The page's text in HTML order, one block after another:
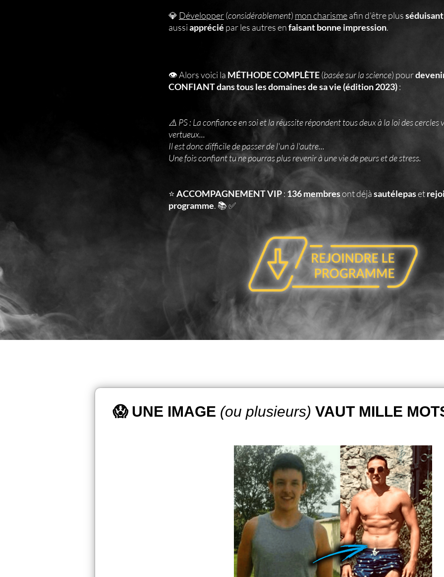
💎 Développer(considérablement) mon charismeafin d'être plusséduisant
aussiapprécié par les autres enfaisant bonne impression.
👁 Alors voici la MÉTHODE COMPLÈTE(basée sur la science) pour
CONFIANT dans tous les domaines de sa vie (édition 2023):
⚠️ PS : La confiance en soi et la réussite répondent tous deux à la loi des cercles
vertueux...
Il est donc difficile de passer de l'un à l'autre...
Une fois confiant tu ne pourras plus revenir à une vie de peurs et de stress.
⭐️ACCOMPAGNEMENT VIP: 136 membresont déjàsautélepaset
programme. 📚 ✅
😱 UNE IMAGE (ou plusieurs) VAUT MILLE